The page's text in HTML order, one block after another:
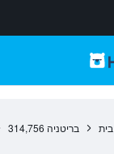
בית בריטניה 314,756